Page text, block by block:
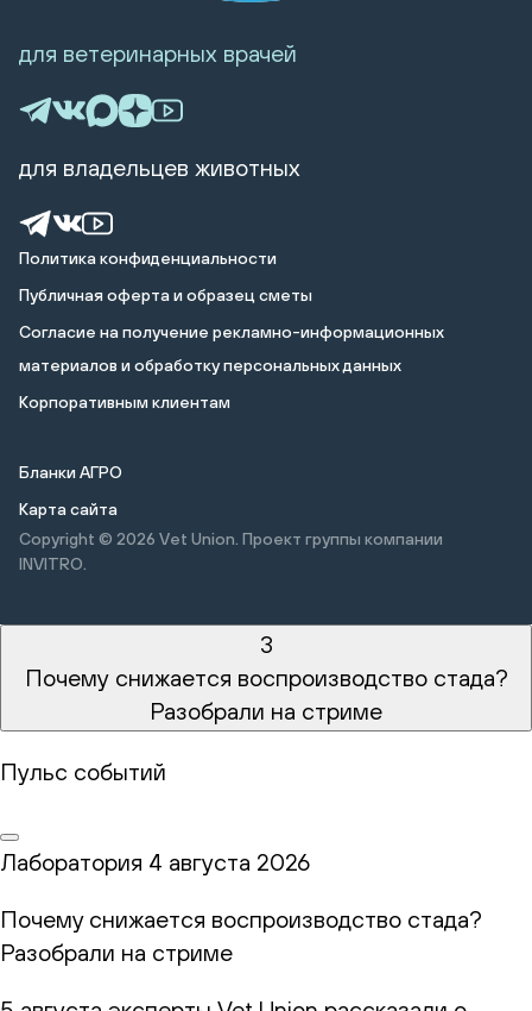
Политика конфиденциальности
Публичная оферта и образец сметы
Cогласие на получение рекламно-информационных
материалов и обработку персональных данных
Корпоративным клиентам
Бланки АГРО
Карта сайта
Copyright © 2026 Vet Union. Проект группы компании
INVITRO.
для ветеринарных врачей
для владельцев животных
3
Почему снижается воспроизводство стада?
Разобрали на стриме
Пульс событий
Лаборатория 4 августа 2026
Почему снижается воспроизводство стада?
Разобрали на стриме